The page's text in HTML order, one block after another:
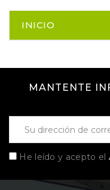
INICIO
MANTENTE
He leído y acepto el